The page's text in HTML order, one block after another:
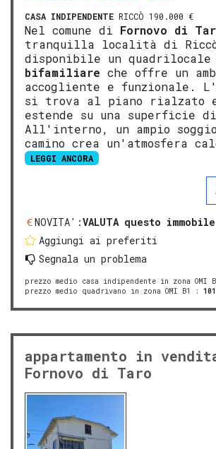
CASA INDIPENDENTE RICCÒ 190.000 €
Nel comune di Fornovo di
tranquilla località di
disponibile un
bifamiliare che offre un
accogliente e funzionale.
si trova al piano rialzato
estende su una superficie di
All'interno, un ampio
camino crea un'atmosfera
LEGGI ANCORA
NOVITA':VALUTA questo immobile
Aggiungi ai preferiti
Segnala un problema
prezzo medio casa indipendente in zona OMI
prezzo medio quadrivano in zona OMI B1
:
appartamento in
Fornovo di Taro